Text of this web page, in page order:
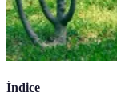
Índice